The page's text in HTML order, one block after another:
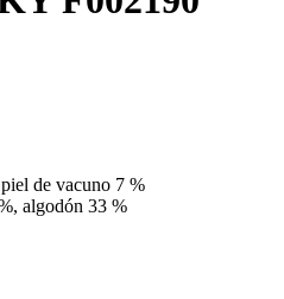
de vacuno 7 %
algodón 33 %